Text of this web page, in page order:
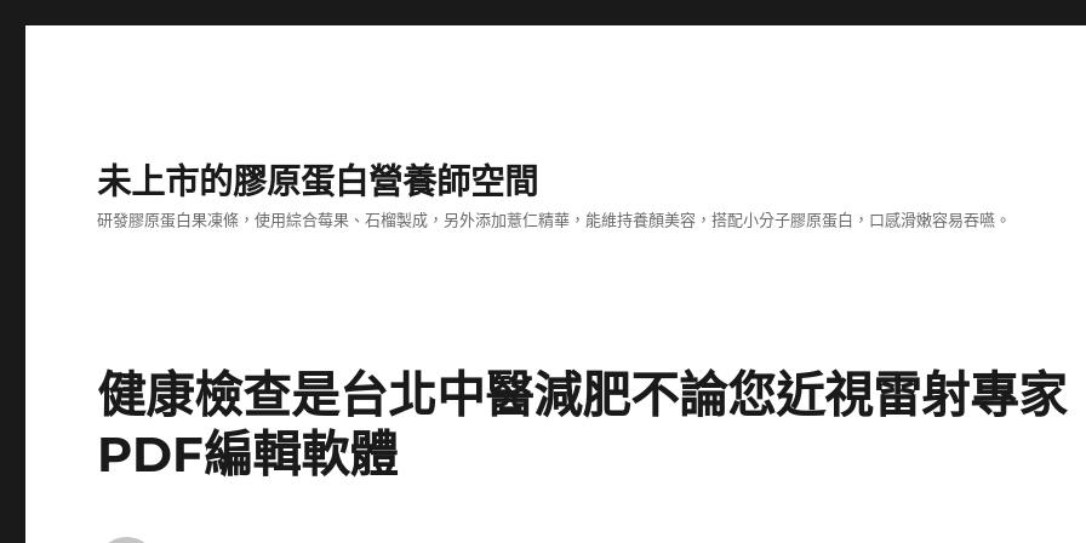
未上市的膠原蛋白營養師空間
研發膠原蛋白果凍條，使用綜合莓果、石榴製成，另外添加薏仁精華，能維持養顏美容，搭配小分子膠原蛋白，口感滑嫩容易吞嚥。
健康檢查是台北中醫減肥不論您近視雷射專家
PDF編輯軟體